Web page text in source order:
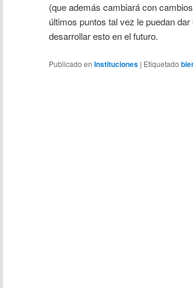
(que además cambiará con
últimos puntos tal vez le puedan
desarrollar esto en el futuro.
Publicado en Instituciones | Etiquetado